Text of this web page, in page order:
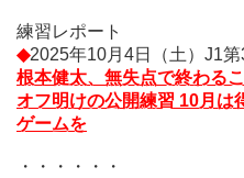
・・・・・・
会員登録は こちら" />
練習レポート
◆2025年10月4日（土）J1
根本健太、無失点で終わる
オフ明けの公開練習 10月は
ゲームを
・・・・・・